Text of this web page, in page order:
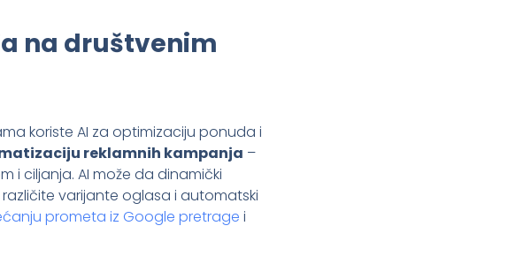
na društvenim
koriste AI za optimizaciju ponuda i
reklamnih kampanja –
i ciljanja. AI može da dinamički
varijante oglasa i automatski
prometa iz Google pretrage i